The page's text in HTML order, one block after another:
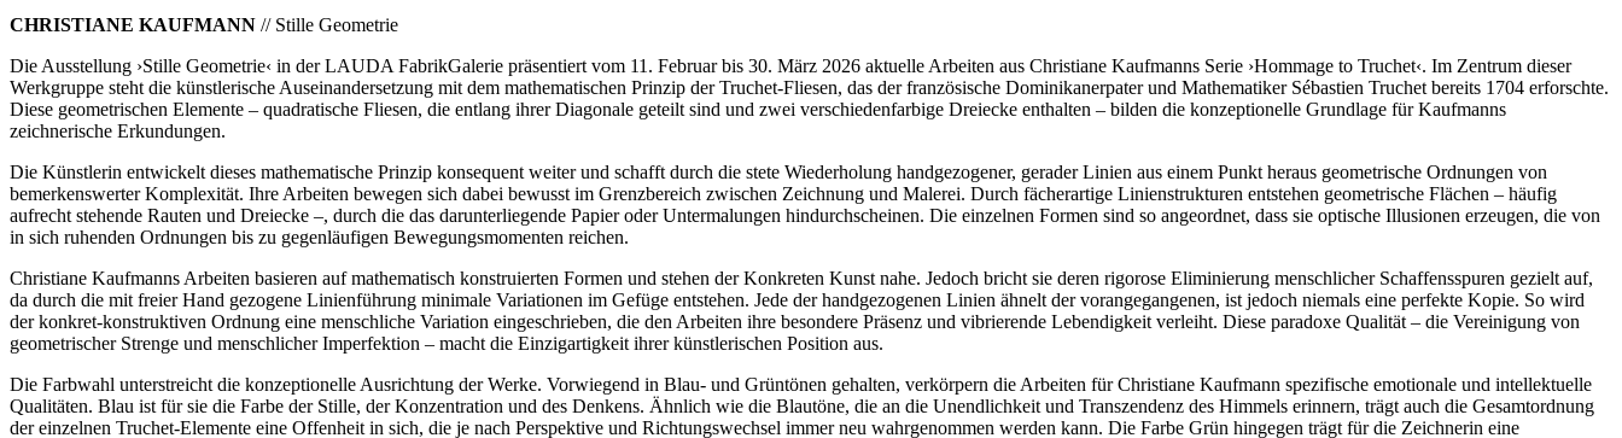
CHRISTIANE KAUFMANN // Stille Geometrie
Die Ausstellung ›Stille Geometrie‹ in der LAUDA FabrikGalerie präsentiert vom 11. Februar bis 30. März 2026 aktuelle Arbeiten aus Christiane Kaufmanns Serie ›Hommage to Truchet‹. Im Zentrum dieser
Werkgruppe steht die künstlerische Auseinandersetzung mit dem mathematischen Prinzip der Truchet-Fliesen, das der französische Dominikanerpater und Mathematiker Sébastien Truchet bereits 1704 erforschte.
Diese geometrischen Elemente – quadratische Fliesen, die entlang ihrer Diagonale geteilt sind und zwei verschiedenfarbige Dreiecke enthalten – bilden die konzeptionelle Grundlage für Kaufmanns
zeichnerische Erkundungen.
Die Künstlerin entwickelt dieses mathematische Prinzip konsequent weiter und schafft durch die stete Wiederholung handgezogener, gerader Linien aus einem Punkt heraus geometrische Ordnungen von
bemerkenswerter Komplexität. Ihre Arbeiten bewegen sich dabei bewusst im Grenzbereich zwischen Zeichnung und Malerei. Durch fächerartige Linienstrukturen entstehen geometrische Flächen – häufig
aufrecht stehende Rauten und Dreiecke –, durch die das darunterliegende Papier oder Untermalungen hindurchscheinen. Die einzelnen Formen sind so angeordnet, dass sie optische Illusionen erzeugen, die von
in sich ruhenden Ordnungen bis zu gegenläufigen Bewegungsmomenten reichen.
Christiane Kaufmanns Arbeiten basieren auf mathematisch konstruierten Formen und stehen der Konkreten Kunst nahe. Jedoch bricht sie deren rigorose Eliminierung menschlicher Schaffensspuren gezielt auf,
da durch die mit freier Hand gezogene Linienführung minimale Variationen im Gefüge entstehen. Jede der handgezogenen Linien ähnelt der vorangegangenen, ist jedoch niemals eine perfekte Kopie. So wird
der konkret-konstruktiven Ordnung eine menschliche Variation eingeschrieben, die den Arbeiten ihre besondere Präsenz und vibrierende Lebendigkeit verleiht. Diese paradoxe Qualität – die Vereinigung von
geometrischer Strenge und menschlicher Imperfektion – macht die Einzigartigkeit ihrer künstlerischen Position aus.
Die Farbwahl unterstreicht die konzeptionelle Ausrichtung der Werke. Vorwiegend in Blau- und Grüntönen gehalten, verkörpern die Arbeiten für Christiane Kaufmann spezifische emotionale und intellektuelle
Qualitäten. Blau ist für sie die Farbe der Stille, der Konzentration und des Denkens. Ähnlich wie die Blautöne, die an die Unendlichkeit und Transzendenz des Himmels erinnern, trägt auch die Gesamtordnung
der einzelnen Truchet-Elemente eine Offenheit in sich, die je nach Perspektive und Richtungswechsel immer neu wahrgenommen werden kann. Die Farbe Grün hingegen trägt für die Zeichnerin eine